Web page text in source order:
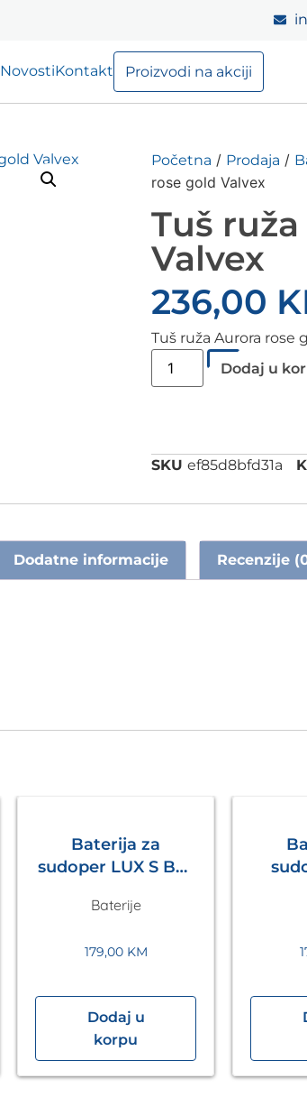
NovostiKontakt Proizvodi na akciji
Početna / Prodaja /
rose gold Valvex
Tuš
Valvex
236,00
Tuš ruža Aurora rose
Dodaj u
SKU ef85d8bfd31a
Dodatne informacije Recenzije
Baterija za
sudoper LUX S Bež
Baterije
179,00 KM
Dodaj u
korpu